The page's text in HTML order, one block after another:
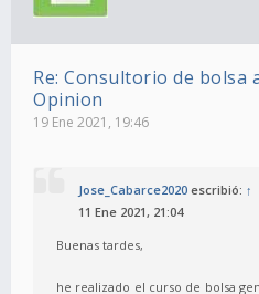
Re: Consultorio de bolsa
Opinion
19 Ene 2021, 19:46
Jose_Cabarce2020 escribió: ↑
11 Ene 2021, 21:04
Buenas tardes,
he realizado el curso de bolsa